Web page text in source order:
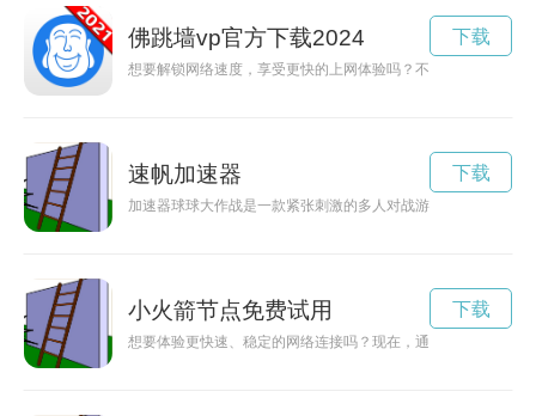
佛跳墙vp官方下载2024
想要解锁网络速度，享受更快的上网体验吗？不妨尝试一下免
下载
速帆加速器
加速器球球大作战是一款紧张刺激的多人对战游戏，玩家需要
下载
小火箭节点免费试用
想要体验更快速、稳定的网络连接吗？现在，通过免费节点试
下载